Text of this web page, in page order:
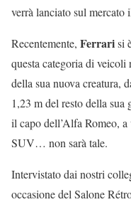
verrà lanciato sul mercato
Recentemente, Ferrarisi
questa categoria di veicoli
della sua nuova creatura,
1,23 m del resto della
il capo dell’Alfa Romeo,
SUV… non sarà tale.
Intervistato dai nostri
occasione del Salone